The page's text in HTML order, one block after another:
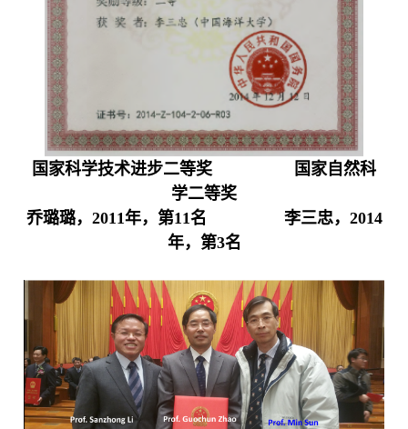
国家科学技术进步二等奖
国家自然科
学二等奖
乔璐璐， 2011年，第11名 李三忠， 2014
年，第3名